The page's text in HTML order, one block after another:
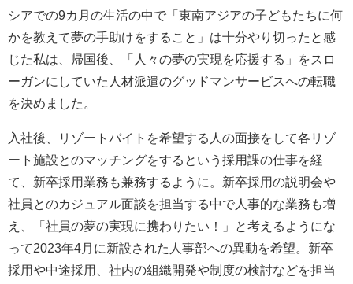
シアでの9カ月の生活の中で「東南アジアの子どもたちに何
かを教えて夢の手助けをすること」は十分やり切ったと感
じた私は、帰国後、「人々の夢の実現を応援する」をスロ
ーガンにしていた人材派遣のグッドマンサービスへの転職
を決めました。
入社後、リゾートバイトを希望する人の面接をして各リゾ
ート施設とのマッチングをするという採用課の仕事を経
て、新卒採用業務も兼務するように。新卒採用の説明会や
社員とのカジュアル面談を担当する中で人事的な業務も増
え、「社員の夢の実現に携わりたい！」と考えるようにな
って2023年4月に新設された人事部への異動を希望。新卒
採用や中途採用、社内の組織開発や制度の検討などを担当